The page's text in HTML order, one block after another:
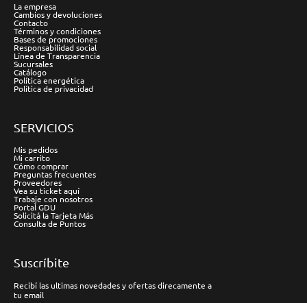
La empresa
Cambios y devoluciones
Contacto
Términos y condiciones
Bases de promociones
Responsabilidad social
Línea de Transparencia
Sucursales
Catálogo
Política energética
Política de privacidad
SERVICIOS
Mis pedidos
Mi carrito
Cómo comprar
Preguntas frecuentes
Proveedores
Vea su ticket aquí
Trabaje con nosotros
Portal GDU
Solicitá la Tarjeta Más
Consulta de Puntos
Suscríbite
Recibí las ultimas novedades y ofertas direcamente a
tu email